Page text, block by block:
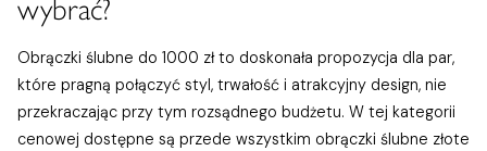
wybrać?
Obrączki ślubne do 1000 zł to doskonała propozycja dla par,
które pragną połączyć styl, trwałość i atrakcyjny design, nie
przekraczając przy tym rozsądnego budżetu. W tej kategorii
cenowej dostępne są przede wszystkim obrączki ślubne złote